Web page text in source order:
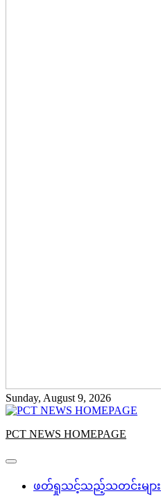
Sunday, August 9, 2026
PCT NEWS HOMEPAGE
ဖတ်ရှုသင့်သည့်သတင်းများ